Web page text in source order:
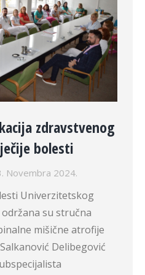
zdravstvenog
bolesti
Novembra 2024.
Univerzitetskog
su stručna
mišične atrofije
Delibegović